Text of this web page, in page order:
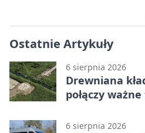
Ostatnie Artykuły
6 sierpnia 2026
Drewniana
połączy
6 sierpnia 2026